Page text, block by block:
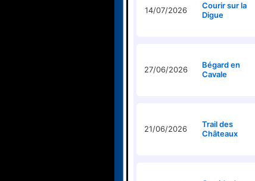
14/07/2026
Courir sur la
Digue
27/06/2026
Bégard en
Cavale
21/06/2026
Trail des
Châteaux